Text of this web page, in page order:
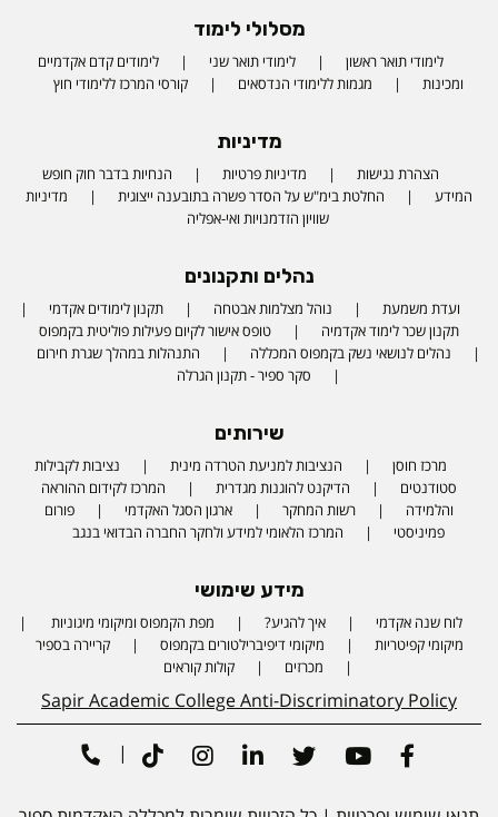
מסלולי לימוד
לימודי תואר ראשון לימודי תואר שני
לימודים קדם אקדמיים
ומכינות
מגמות ללימודי הנדסאים קורסי המרכז ללימודי חוץ
מדיניות
הצהרת נגישות מדיניות פרטיות
הנחיות בדבר חוק חופש
המידע
החלטת בימ"ש על הסדר פשרה בתובענה ייצוגית
מדיניות
שוויון הזדמנויות ואי-אפליה
נהלים ותקנונים
ועדת משמעת נוהל מצלמות אבטחה
תקנון לימודים אקדמי
תקנון שכר לימוד אקדמיה
טופס אישור לקיום פעילות פוליטית בקמפוס
נהלים לנושאי נשק בקמפוס המכללה
התנהלות במהלך שגרת חירום
סקר ספיר - תקנון הגרלה
שירותים
מרכז חוסן הנציבות למניעת הטרדה מינית
נציבות לקבילות
סטודנטים
הדיקנט להוגנות מגדרית
המרכז לקידום ההוראה
והלמידה
רשות המחקר ארגון הסגל האקדמי
פורום
פמיניסטי
המרכז הלאומי למידע ולחקר החברה הבדואי בנגב
מידע שימושי
לוח שנה אקדמי איך להגיע?
מפת הקמפוס ומיקומי מיגוניות
מיקומי קפיטריות
מיקומי דיפיברילטורים בקמפוס
קריירה בספיר
מכרזים
קולות קוראים
Sapir Academic College Anti-Discriminatory Policy
Facebook
Youtube
Twitter
Linkedin
Instagram
Tiktok
|
Phone number